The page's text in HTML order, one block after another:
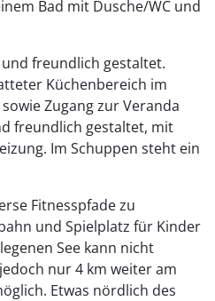
Bad mit Dusche/WC und
freundlich gestaltet.
Küchenbereich im
Zugang zur Veranda
freundlich gestaltet, mit
Im Schuppen steht ein
Fitnesspfade zu
und Spielplatz für Kinder
See kann nicht
nur 4 km weiter am
Etwas nördlich des